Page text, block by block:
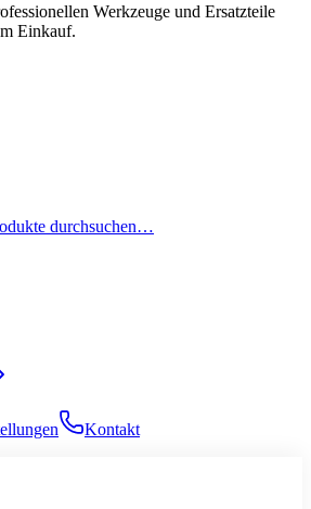
Werkzeuge und Ersatzteile
Einkauf.
durchsuchen…
Kontakt